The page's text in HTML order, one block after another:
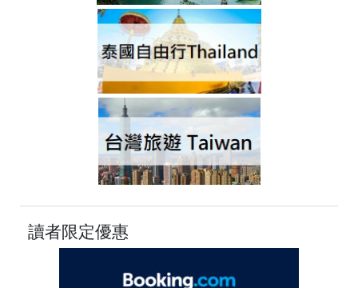
讀者限定優惠